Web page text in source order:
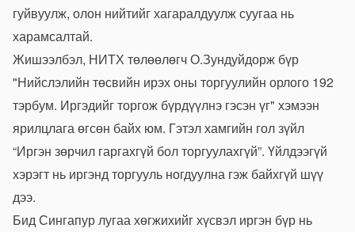
гуйвуулж, олон нийтийг хагаралдуулж суугаа нь
харамсалтай.
Жишээлбэл, НИТХ төлөөлөгч О.Зундуйдорж бүр
"Нийслэлийн төсвийн ирэх оны торгуулийн орлого 192
тэрбум. Иргэдийг торгож бүрдүүлнэ гэсэн үг" хэмээн
ярилцлага өгсөн байх юм. Гэтэл хамгийн гол зүйл
“Иргэн зөрчил гаргахгүй бол торгуулахгүй”. Үйлдээгүй
хэрэгт нь иргэнд торгууль ногдуулна гэж байхгүй шүү
дээ.
Бид Сингапур лугаа хөгжихийг хүсвэл иргэн бүр нь